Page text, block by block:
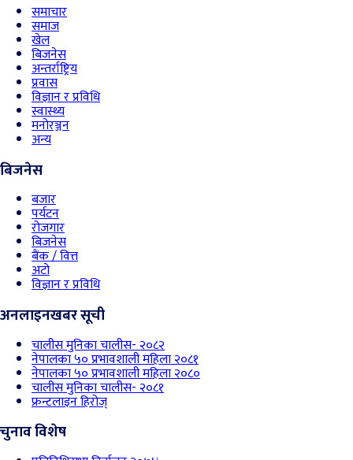
समाचार
समाज
खेल
बिजनेस
अन्तर्राष्ट्रिय
प्रवास
विज्ञान र प्रविधि
स्वास्थ्य
मनोरञ्जन
अन्य
बिजनेस
बजार
पर्यटन
रोजगार
बिजनेस
बैंक / वित्त
अटो
विज्ञान र प्रविधि
अनलाइनखबर सूची
चालीस मुनिका चालीस- २०८२
नेपालका ५० प्रभावशाली महिला २०८१
नेपालका ५० प्रभावशाली महिला २०८०
चालीस मुनिका चालीस- २०८१
फ्रन्टलाइन हिरोज्
चुनाव विशेष